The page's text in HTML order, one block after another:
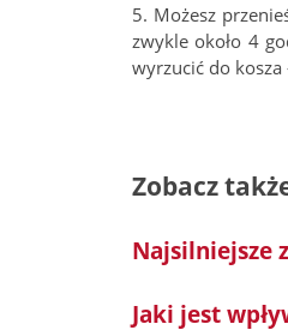
5. Możesz
zwykle około 4
wyrzucić do kosza
Zobacz
Najsilniejsze
Jaki jest